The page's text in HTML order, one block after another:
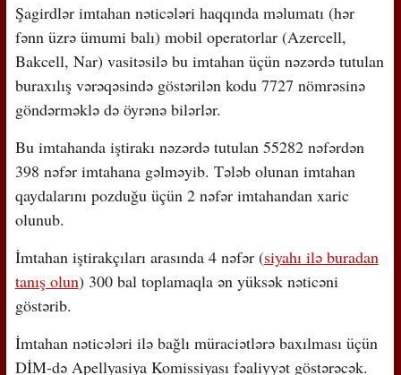
Şagirdlər imtahan nəticələri haqqında məlumatı (hər
fənn üzrə ümumi balı) mobil operatorlar (Azercell,
Bakcell, Nar) vasitəsilə bu imtahan üçün nəzərdə tutulan
buraxılış vərəqəsində göstərilən kodu 7727 nömrəsinə
göndərməklə də öyrənə bilərlər.
Bu imtahanda iştirakı nəzərdə tutulan 55282 nəfərdən
398 nəfər imtahana gəlməyib. Tələb olunan imtahan
qaydalarını pozduğu üçün 2 nəfər imtahandan xaric
olunub.
İmtahan iştirakçıları arasında 4 nəfər (siyahı ilə buradan
tanış olun) 300 bal toplamaqla ən yüksək nəticəni
göstərib.
İmtahan nəticələri ilə bağlı müraciətlərə baxılması üçün
DİM-də Apellyasiya Komissiyası fəaliyyət göstərəcək.